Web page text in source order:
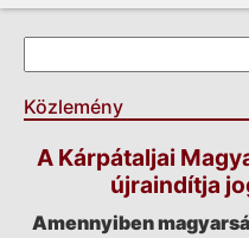
Keresés űrlap
Közlemény
A Kárpátaljai
újraindítja
Amennyiben